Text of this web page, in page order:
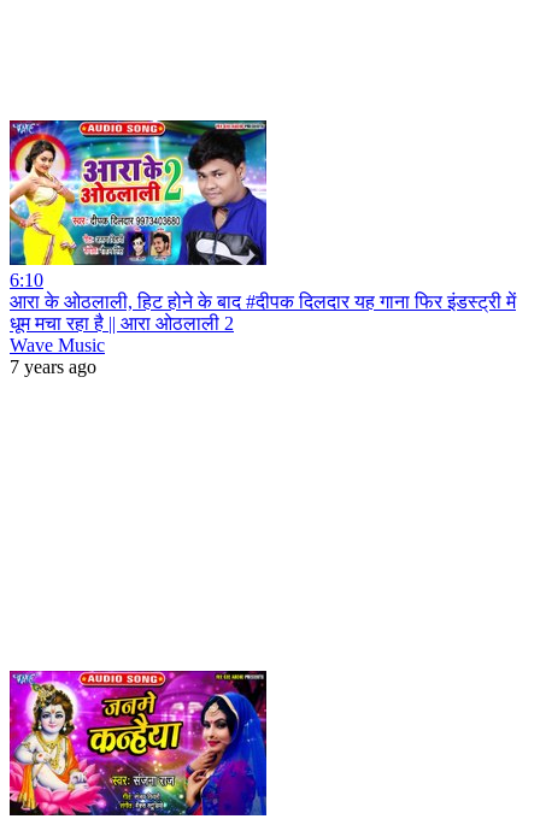
6:10
आरा के ओठलाली, हिट होने के बाद #दीपक दिलदार यह गाना फिर इंडस्ट्री में
धूम मचा रहा है || आरा ओठलाली 2
Wave Music
7 years ago